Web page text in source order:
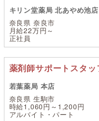
キリン堂薬局 北あやめ池店
奈良県 奈良市
月給22万円～
正社員
薬剤師サポートスタ
若葉薬局 本店
奈良県 生駒市
時給1,060円～1,200円
アルバイト・パート